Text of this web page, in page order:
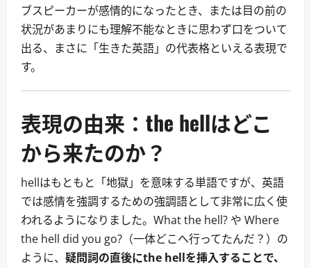
ブスピーカーが感情的になったとき、または目の前の
状況があまりにも理解不能なときに思わず口をついて
出る、まさに「生きた英語」の代表格といえる表現で
す。
表現の由来：the hellはどこ
から来たのか？
hellはもともと「地獄」を意味する単語ですが、英語
では感情を強調するための強調語として非常に広く使
われるようになりました。What the hell? や Where
the hell did you go?（一体どこへ行ってたんだ？）の
ように、 疑問詞の直後にthe hellを挿入することで、